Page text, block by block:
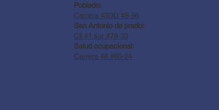
Poblado:
Carrera 43DD #8-56
San Antonio de prado:
Cll 41 sur #78-33
Salud ocupacional:
Carrera 48 #60-24